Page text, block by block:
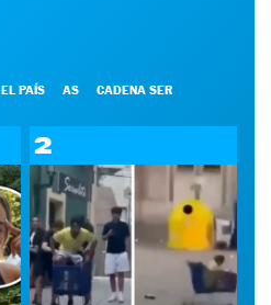
EL PAÍS AS CADENA SER
2